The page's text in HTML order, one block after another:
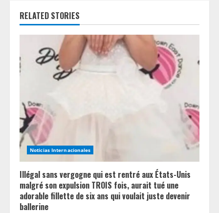
e
R
e
a
d
i
n
g
RELATED STORIES
Noticias Internacionales
Illégal sans vergogne qui est rentré aux États-Unis
malgré son expulsion TROIS fois, aurait tué une
adorable fillette de six ans qui voulait juste devenir
ballerine